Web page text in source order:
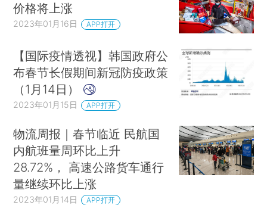
价格将上涨
2023年01月16日 APP打开
【国际疫情透视】韩国政府公
布春节长假期间新冠防疫政策
（1月14日）
2023年01月15日 APP打开
物流周报｜春节临近 民航国
内航班量周环比上升
28.72%， 高速公路货车通行
量继续环比上涨
2023年01月14日 APP打开